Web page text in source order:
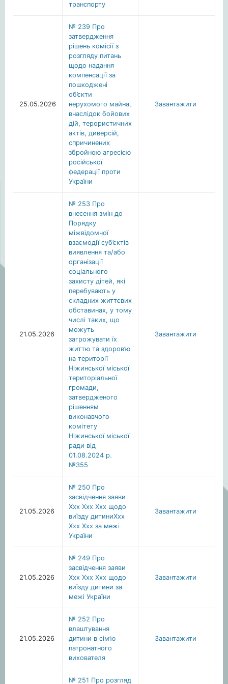
транспорту
25.05.2026
№ 239 Про
затвердження
рішень комісії з
розгляду питань
щодо надання
компенсації за
пошкоджені
об’єкти
нерухомого майна,
внаслідок бойових
дій, терористичних
актів, диверсій,
спричинених
збройною агресією
російської
федерації проти
України
Завантажити
21.05.2026
№ 253 Про
внесення змін до
Порядку
міжвідомчої
взаємодії суб’єктів
виявлення та/або
організації
соціального
захисту дітей, які
перебувають у
складних життєвих
обставинах, у тому
числі таких, що
можуть
загрожувати їх
життю та здоров’ю
на території
Ніжинської міської
територіальної
громади,
затвердженого
рішенням
виконавчого
комітету
Ніжинської міської
ради від
01.08.2024 р.
№355
Завантажити
21.05.2026
№ 250 Про
засвідчення заяви
Ххх Ххх Ххх щодо
виїзду дитиниХхх
Ххх Ххх за межі
України
Завантажити
21.05.2026
№ 249 Про
засвідчення заяви
Ххх Ххх Ххх щодо
виїзду дитини за
межі України
Завантажити
21.05.2026
№ 252 Про
влаштування
дитини в сім’ю
патронатного
вихователя
Завантажити
№ 251 Про розгляд